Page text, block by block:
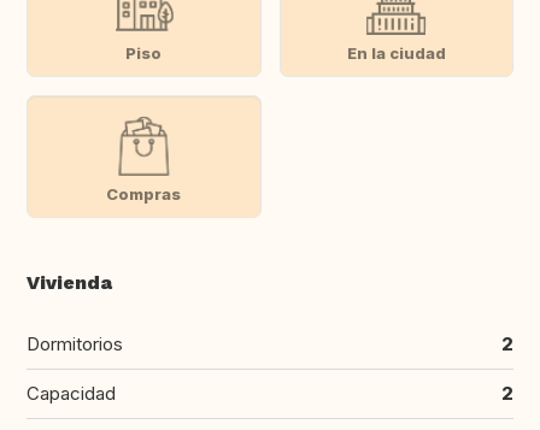
Piso En la ciudad
Compras
Vivienda
Dormitorios 2
Capacidad 2